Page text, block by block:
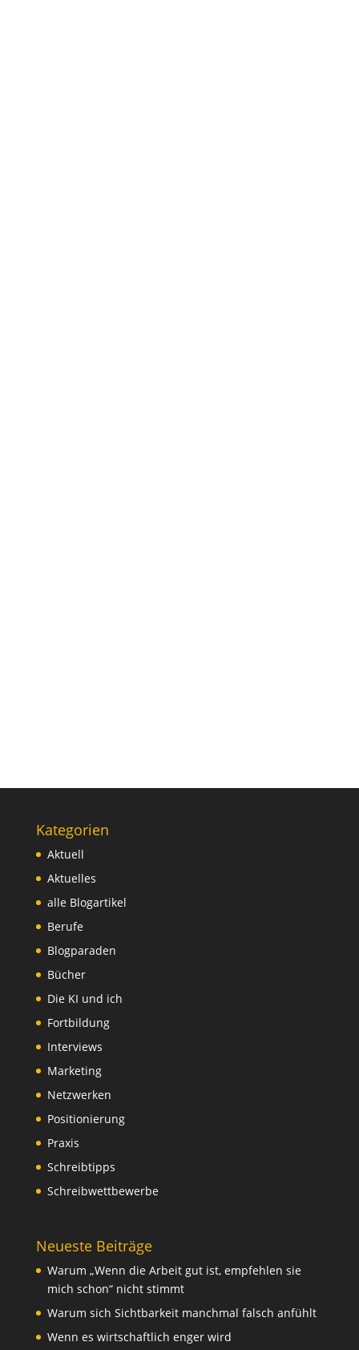
Kategorien
Aktuell
Aktuelles
alle Blogartikel
Berufe
Blogparaden
Bücher
Die KI und ich
Fortbildung
Interviews
Marketing
Netzwerken
Positionierung
Praxis
Schreibtipps
Schreibwettbewerbe
Neueste Beiträge
Warum „Wenn die Arbeit gut ist, empfehlen sie
mich schon“ nicht stimmt
Warum sich Sichtbarkeit manchmal falsch anfühlt
Wenn es wirtschaftlich enger wird